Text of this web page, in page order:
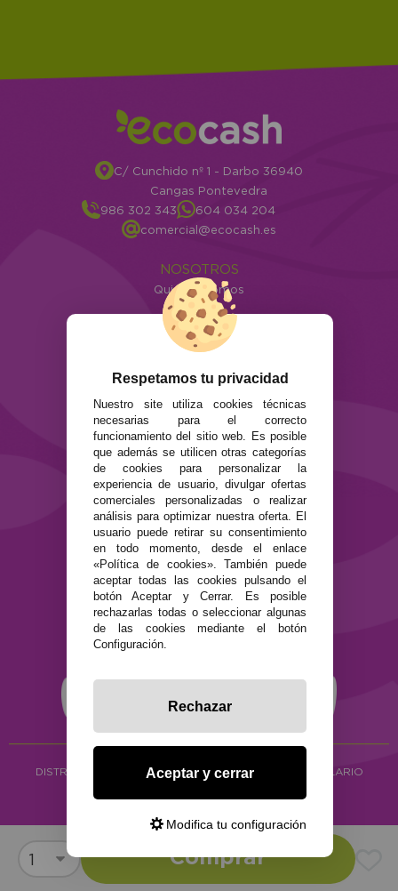
Comprar
C/ Cunchido nº 1 - Darbo 36940
Cangas Pontevedra
986 302 343
604 034 204
comercial@ecocash.es
NOSOTROS
Quiénes somos
Info
ATENCIÓN AL CLIENTE
Formas de pago
Preguntas Frecuentes
Contacto
SEGURIDAD Y PRIVACIDAD
Términos y condiciones de uso
Política de privacidad
Política de cookies
DISTRIBUCIÓN ALIMENTACIÓN ECOLÓGICA Y HERBOLARIO
Respetamos tu privacidad
Nuestro site utiliza cookies técnicas
necesarias para el correcto
funcionamiento del sitio web. Es posible
que además se utilicen otras categorías
de cookies para personalizar la
experiencia de usuario, divulgar ofertas
comerciales personalizadas o realizar
análisis para optimizar nuestra oferta. El
usuario puede retirar su consentimiento
en todo momento, desde el enlace
«Política de cookies». También puede
aceptar todas las cookies pulsando el
botón Aceptar y Cerrar. Es posible
rechazarlas todas o seleccionar algunas
de las cookies mediante el botón
Configuración.
Rechazar
Aceptar y cerrar
Modifica tu configuración